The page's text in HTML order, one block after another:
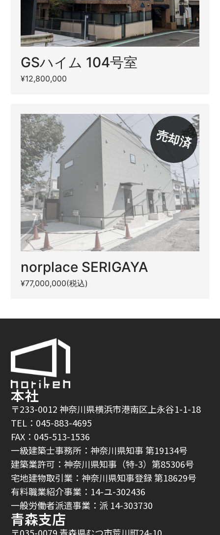
GSハイム 104号室
¥12,800,000
売却済
norplace SERIGAYA
¥77,000,000(税込)
本社
〒233-0012 神奈川県横浜市港南区上永谷1-1-18
TEL：045-883-4695
FAX：045-513-1536
一級建築士事務所：神奈川県知事 第19134号
建築業許可：神奈川県知事（特-3）第85306号
宅地建物取引業：神奈川県知事登録 第18629号
有料職業紹介事業：14-ユ-302436
一般労働者派遣事業：派 14-303730
青森支店